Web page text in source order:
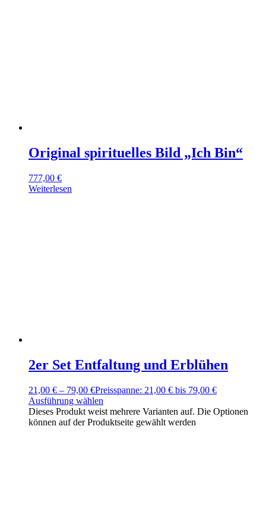
Original spirituelles Bild „Ich Bin“
777,00 €
Weiterlesen
2er Set Entfaltung und Erblühen
21,00 € – 79,00 €Preisspanne: 21,00 € bis 79,00 €
Ausführung wählen
Dieses Produkt weist mehrere Varianten auf. Die Optionen
können auf der Produktseite gewählt werden